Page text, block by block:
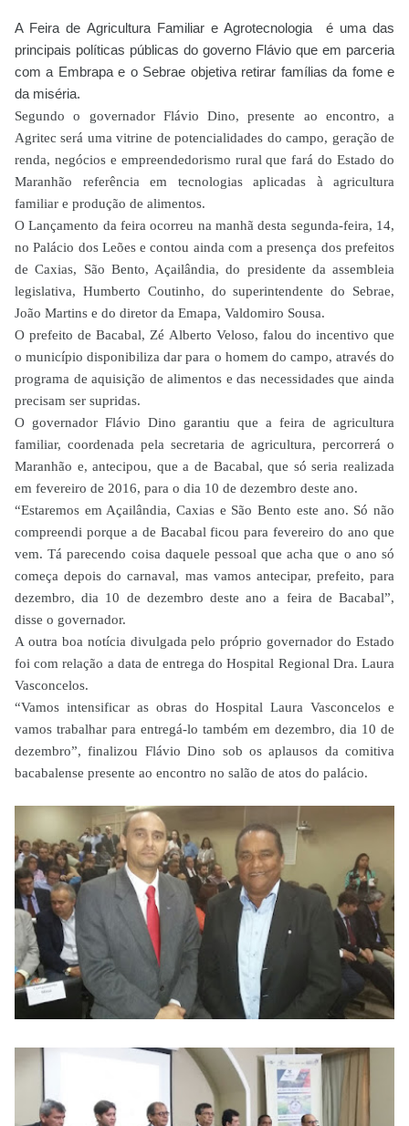
A Feira de Agricultura Familiar e Agrotecnologia é uma das
principais políticas públicas do governo Flávio que em parceria
com a Embrapa e o Sebrae objetiva retirar famílias da fome e
da miséria.
Segundo o governador Flávio Dino, presente ao encontro, a
Agritec será uma vitrine de potencialidades do campo, geração de
renda, negócios e empreendedorismo rural que fará do Estado do
Maranhão referência em tecnologias aplicadas à agricultura
familiar e produção de alimentos.
O Lançamento da feira ocorreu na manhã desta segunda-feira, 14,
no Palácio dos Leões e contou ainda com a presença dos prefeitos
de Caxias, São Bento, Açailândia, do presidente da assembleia
legislativa, Humberto Coutinho, do superintendente do Sebrae,
João Martins e do diretor da Emapa, Valdomiro Sousa.
O prefeito de Bacabal, Zé Alberto Veloso, falou do incentivo que
o município disponibiliza dar para o homem do campo, através do
programa de aquisição de alimentos e das necessidades que ainda
precisam ser supridas.
O governador Flávio Dino garantiu que a feira de agricultura
familiar, coordenada pela secretaria de agricultura, percorrerá o
Maranhão e, antecipou, que a de Bacabal, que só seria realizada
em fevereiro de 2016, para o dia 10 de dezembro deste ano.
“Estaremos em Açailândia, Caxias e São Bento este ano. Só não
compreendi porque a de Bacabal ficou para fevereiro do ano que
vem. Tá parecendo coisa daquele pessoal que acha que o ano só
começa depois do carnaval, mas vamos antecipar, prefeito, para
dezembro, dia 10 de dezembro deste ano a feira de Bacabal”,
disse o governador.
A outra boa notícia divulgada pelo próprio governador do Estado
foi com relação a data de entrega do Hospital Regional Dra. Laura
Vasconcelos.
“Vamos intensificar as obras do Hospital Laura Vasconcelos e
vamos trabalhar para entregá-lo também em dezembro, dia 10 de
dezembro”, finalizou Flávio Dino sob os aplausos da comitiva
bacabalense presente ao encontro no salão de atos do palácio.